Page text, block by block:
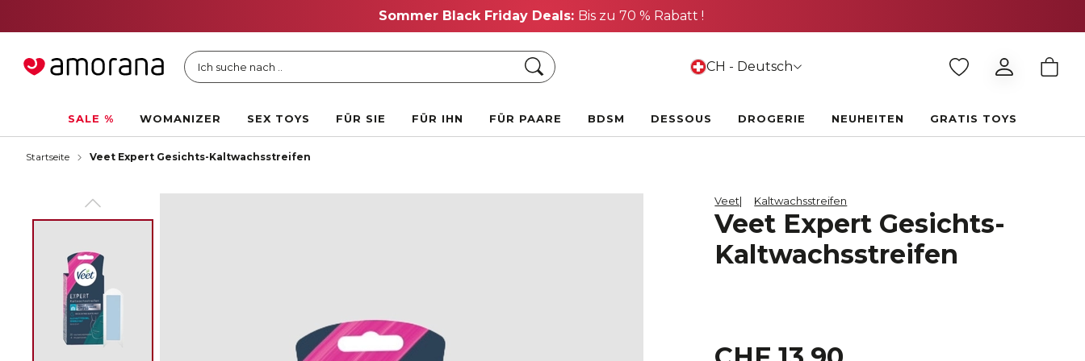
Sommer Black Friday Deals: Bis zu 70 % Rabatt !
Ich suche nach .. Suche CH - Deutsch
SALE % WOMANIZER SEX TOYS FÜR SIE FÜR IHN FÜR PAARE BDSM DESSOUS DROGERIE NEUHEITEN GRATIS TOYS
Startseite Veet Expert Gesichts-Kaltwachsstreifen
Veet Kaltwachsstreifen
Veet Expert Gesichts-
Kaltwachsstreifen